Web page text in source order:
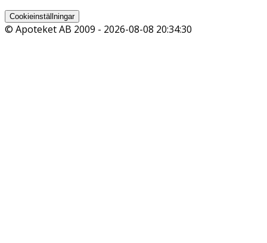
Cookieinställningar
© Apoteket AB 2009 - 2026-08-08 20:34:30